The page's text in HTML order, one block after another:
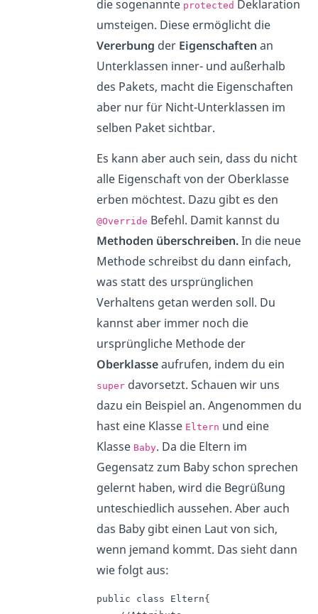
die sogenannte protected Deklaration
umsteigen. Diese ermöglicht die
Vererbung der Eigenschaften an
Unterklassen inner- und außerhalb
des Pakets, macht die Eigenschaften
aber nur für Nicht-Unterklassen im
selben Paket sichtbar.
Es kann aber auch sein, dass du nicht
alle Eigenschaft von der Oberklasse
erben möchtest. Dazu gibt es den
@Override Befehl. Damit kannst du
Methoden überschreiben.In die neue
Methode schreibst du dann einfach,
was statt des ursprünglichen
Verhaltens getan werden soll. Du
kannst aber immer noch die
ursprüngliche Methode der
Oberklasseaufrufen, indem du ein
superdavorsetzt. Schauen wir uns
dazu ein Beispiel an. Angenommen du
hast eine Klasse Eltern und eine
Klasse Baby. Da die Eltern im
Gegensatz zum Baby schon sprechen
gelernt haben, wird die Begrüßung
unteschiedlich aussehen. Aber auch
das Baby gibt einen Laut von sich,
wenn jemand kommt. Das sieht dann
wie folgt aus:
public class Eltern{